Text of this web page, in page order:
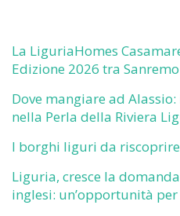
La LiguriaHomes
Edizione 2026 tra
Dove mangiare ad
nella Perla della Riviera
I borghi liguri da riscoprire
Liguria, cresce la
inglesi: un’opportunità